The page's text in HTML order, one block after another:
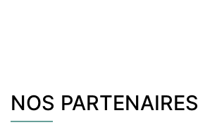
NOS PARTENAIRES